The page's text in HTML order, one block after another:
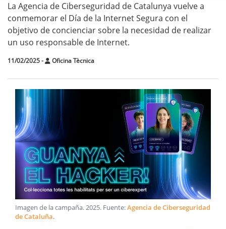
La Agencia de Ciberseguridad de Catalunya vuelve a
conmemorar el Día de la Internet Segura con el
objetivo de concienciar sobre la necesidad de realizar
un uso responsable de Internet.
11/02/2025- Oficina Tècnica
Imagen de la campaña.2025. Fuente:Agencia de Ciberseguridad
de Cataluña.